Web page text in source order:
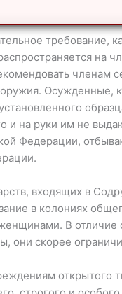
требование,
на
членам
Осужденные,
и на руки им не
Федерации,
входящих в
в колониях
В отличие
они скорее
открытого